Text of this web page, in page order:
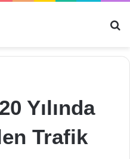
Yılında
Trafik